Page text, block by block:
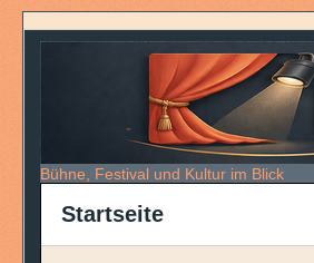
Bühne, Festival und Kultur im Blick
Startseite